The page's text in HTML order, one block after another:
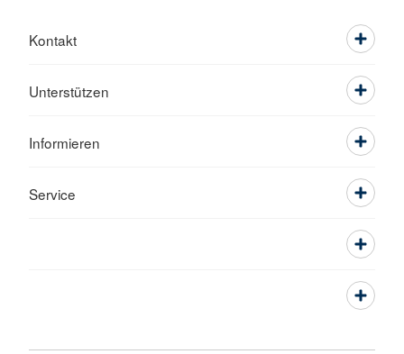
Kontakt
Unterstützen
Informieren
Service